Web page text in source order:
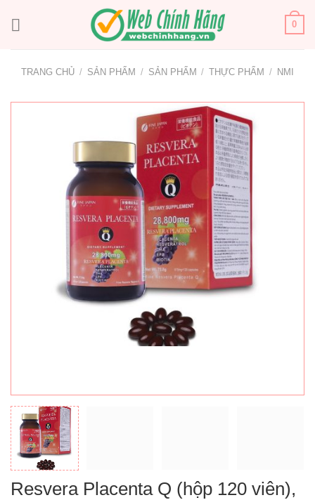
qua
0
TRANG CHỦ / SẢN PHẨM / SẢN PHẨM / THỰC PHẨM / NMI
Resvera Placenta Q (hộp 120 viên),